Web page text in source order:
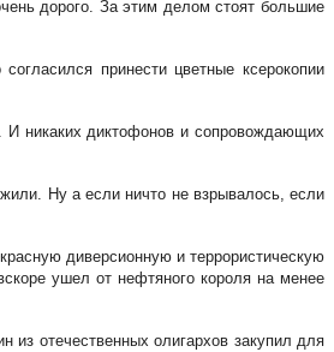
дорого. За этим делом стоят большие
принести цветные ксерокопии
И никаких диктофонов и сопровождающих
Ну а если ничто не взрывалось, если
диверсионную и террористическую
ушел от нефтяного короля на менее
отечественных олигархов закупил для